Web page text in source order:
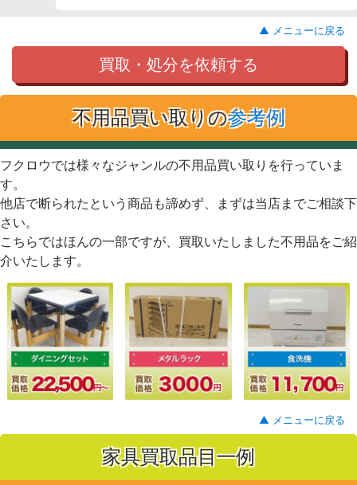
▲ メニューに戻る
買取・処分を依頼する
不用品買い取りの参考例
フクロウでは様々なジャンルの不用品買い取りを行っていま
す。
他店で断られたという商品も諦めず、まずは当店までご相談下
さい。
こちらではほんの一部ですが、買取いたしました不用品をご紹
介いたします。
▲ メニューに戻る
家具買取品目一例